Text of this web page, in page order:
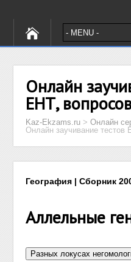
Онлайн
ЕНТ,
Kaz-Ekzams.ru >Онлайн
Онлайн заучивание тестов
География | Сборник
Аллельные